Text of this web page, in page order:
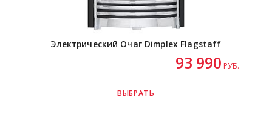
Электрический Очаг Dimplex Flagstaff
93 990 РУБ.